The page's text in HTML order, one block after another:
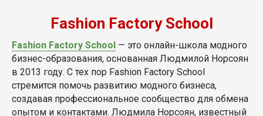
Fashion Factory School
Fashion Factory School — это онлайн-школа модного
бизнес-образования, основанная Людмилой Норсоян
в 2013 году. С тех пор Fashion Factory School
стремится помочь развитию модного бизнеса,
создавая профессиональное сообщество для обмена
опытом и контактами. Людмила Норсоян, известный